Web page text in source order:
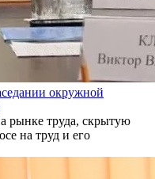
окружной
рынке труда, скрытую
на труд и его